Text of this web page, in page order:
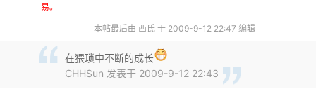
易。
本帖最后由 西氏 于 2009-9-12 22:47 编辑
在猥琐中不断的成长
CHHSun 发表于 2009-9-12 22:43